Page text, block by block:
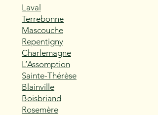
Laval
Terrebonne
Mascouche
Repentigny
Charlemagne
L’Assomption
Sainte-Thérèse
Blainville
Boisbriand
Rosemère